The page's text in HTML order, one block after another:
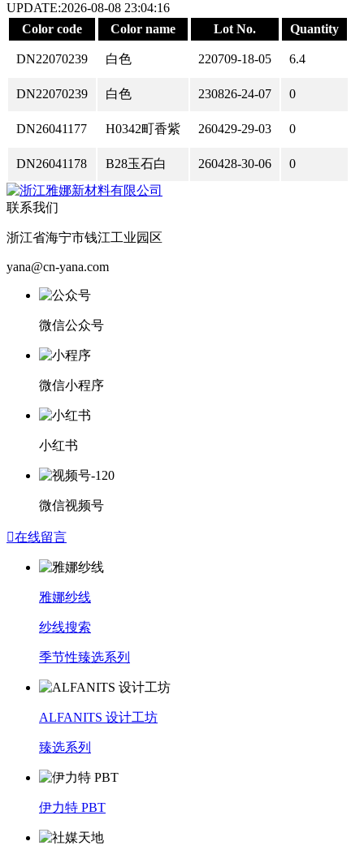
UPDATE:2026-08-08 23:04:16
Color code
Color name Lot No. Quantity
DN22070239 白色 220709-18-05 6.4
DN22070239 白色 230826-24-07 0
DN26041177 H0342町香紫 260429-29-03 0
DN26041178 B28玉石白 260428-30-06 0
联系我们
浙江省海宁市钱江工业园区
yana@cn-yana.com
微信公众号
微信小程序
小红书
微信视频号
在线留言
雅娜纱线
纱线搜索
季节性臻选系列
ALFANITS 设计工坊
臻选系列
伊力特 PBT